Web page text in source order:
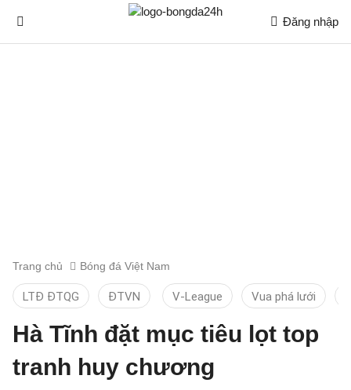
Đăng nhập
Trang chủ Bóng đá Việt Nam
LTĐ ĐTQG ĐTVN V-League Vua phá lưới
Hà Tĩnh đặt mục tiêu lọt top
tranh huy chương